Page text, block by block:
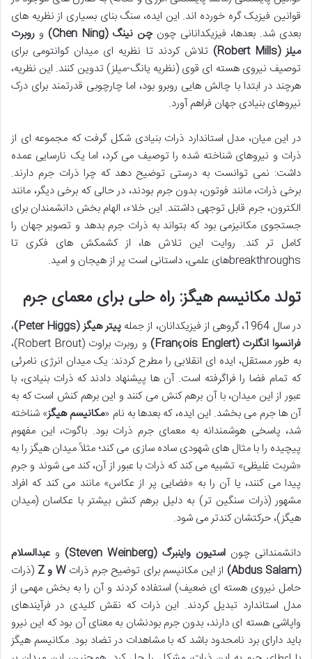
قوانین فیزیک گره خورده اند. این ایده، سنگ بنای بسیاری از نظریه های
بعدی شد. بعدها، فیزیکدانانی چونچن نینگ (Chen Ning) و روبرت
میلز (Robert Mills)
تلاش کردند تا نظریه ای میدان کوانتومی برای
توصیف نیروی هسته ای قوی (نظریه یانگ-میلز) تدوین کنند. این نظریه،
هرچند در ابتدا با چالش هایی روبرو بود، اما چارچوبی قدرتمند برای درک
نیروهای بنیادی جهان فراهم آورد.
در این میان، مدل استاندارد ذرات بنیادی شکل گرفت که مجموعه ای از
ذرات و نیروهای شناخته شده را توصیف می کرد، اما یک نارسایی عمده
داشت: نمی توانست به درستی توضیح دهد که چرا ذرات جرم دارند.
برخی ذرات، مانند فوتون، بدون جرم بودند، در حالی که برخی دیگر، مانند
الکترون، جرم قابل توجهی داشتند. این خلاء، الهام بخش دانشمندان برای
جستجوی مکانیزمی بود که بتواند به ذرات جرم بدهد و تصویر جهان را
کامل تر کند. روایت این تلاش ها، از کشمکش های فکری تا
breakthroughsهای علمی، داستانی است پر از هیجان و امید.
تولد مکانیسم هیگز: راه حلی برای معمای جرم
در سال 1964، گروهی از فیزیکدانان، از جمله پیتر هیگز (Peter Higgs)
،
فرانسوا انگلرت (François Englert)
و روبرت براوت (Robert Brout)،
به طور مستقل، ایده ای انقلابی را مطرح کردند: یک میدان انرژی نامرئی
که تمام فضا را فراگرفته است. آن ها پیشنهاد دادند که ذرات بنیادی، با
عبور از این میدان، با آن برهم کنش می کنند و این برهم کنش است که به
آن ها جرم می بخشد. این ایده، که بعدها به نام «مکانیسم هیگز» شناخته
شد، پاسخی هوشمندانه به معمای جرم ذرات بود. باگوت، این مفهوم
پیچیده را با مثال های شهودی ساده سازی می کند؛ مثلاً میدان هیگز را به
«شربت غلیظی» تشبیه می کند که ذرات با عبور از آن، کند می شوند و جرم
پیدا می کنند، یا آن را به «فضایی پر از عکاس» مانند می کند که افراد
مشهور (ذرات سنگین تر) به دلیل برهم کنش بیشتر با عکاسان (میدان
هیگز)، حرکتشان کندتر می شود.
دانشمندانی چوناستیون واینبرگ (Steven Weinberg) و عبدالسلام
(Abdus Salam)
از این مکانیسم برای توضیح جرم ذراتW و Z
(ذرات
حامل نیروی هسته ای ضعیف) استفاده کردند و آن را به بخش مهمی از
مدل استاندارد تبدیل کردند. این ذرات که نقش کلیدی در فرآیندهای
واپاشی هسته ای دارند، بدون جرم بودنشان به معنای آن بود که این نیرو
باید دارای برد نامحدود باشد که با مشاهدات در تضاد بود. مکانیسم هیگز